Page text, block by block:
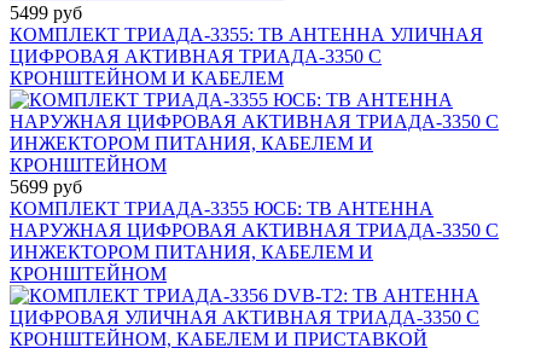
5499 руб
КОМПЛЕКТ ТРИАДА-3355: ТВ АНТЕННА УЛИЧНАЯ
ЦИФРОВАЯ АКТИВНАЯ ТРИАДА-3350 С
КРОНШТЕЙНОМ И КАБЕЛЕМ
5699 руб
КОМПЛЕКТ ТРИАДА-3355 ЮСБ: ТВ АНТЕННА
НАРУЖНАЯ ЦИФРОВАЯ АКТИВНАЯ ТРИАДА-3350 С
ИНЖЕКТОРОМ ПИТАНИЯ, КАБЕЛЕМ И
КРОНШТЕЙНОМ